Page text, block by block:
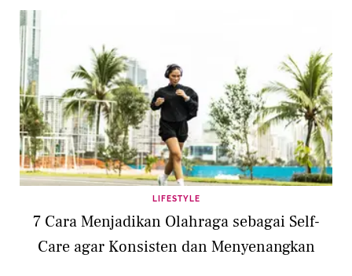
LIFESTYLE
7 Cara Menjadikan Olahraga sebagai Self-
Care agar Konsisten dan Menyenangkan